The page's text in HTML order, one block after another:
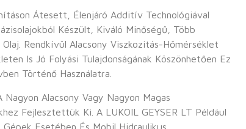
Átesett, Élenjáró Additív Technológiával
Készült, Kiváló Minőségű, Több
Rendkívül Alacsony Viszkozitás-Hőmérséklet
Is Jó Folyási Tulajdonságának Köszönhetően Ez
Történő Használatra.
Nagyon Alacsony Vagy Nagyon Magas
Fejlesztettük Ki. A LUKOIL GEYSER LT Például
Esetében És Mobil Hidraulikus